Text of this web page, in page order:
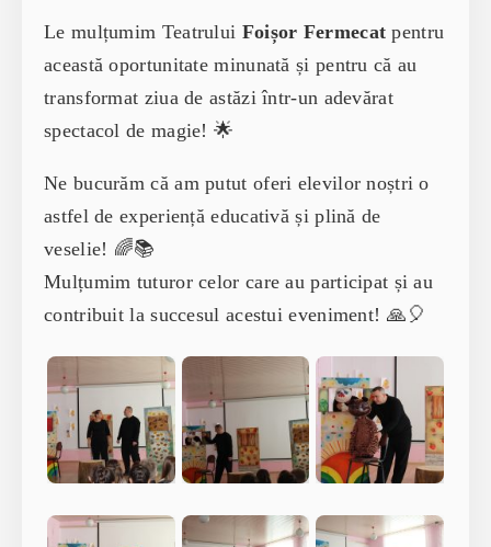
Le mulțumim Teatrului Foișor Fermecat pentru
această oportunitate minunată și pentru că au
transformat ziua de astăzi într-un adevărat
spectacol de magie! 🌟
Ne bucurăm că am putut oferi elevilor noștri o
astfel de experiență educativă și plină de
veselie! 🌈📚
Mulțumim tuturor celor care au participat și au
contribuit la succesul acestui eveniment! 🙏🎈